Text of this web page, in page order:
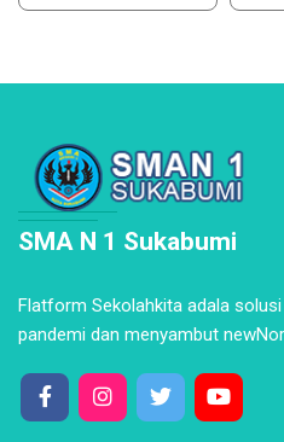
SMA N 1 Sukabumi
Flatform Sekolahkita adala
pandemi dan menyambut